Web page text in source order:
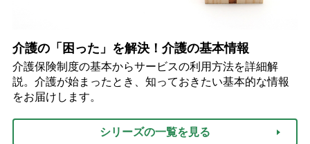
介護の「困った」を解決！介護の基本情報
介護保険制度の基本からサービスの利用方法を詳細解
説。介護が始まったとき、知っておきたい基本的な情報
をお届けします。
シリーズの一覧を見る